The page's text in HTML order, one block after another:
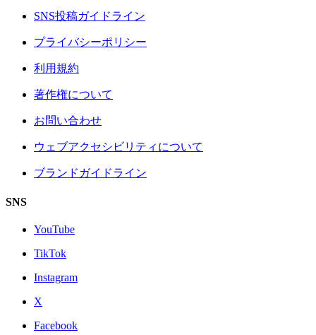
SNS投稿ガイドライン
プライバシーポリシー
利用規約
著作権について
お問い合わせ
ウェブアクセシビリティについて
ブランドガイドライン
SNS
YouTube
TikTok
Instagram
X
Facebook